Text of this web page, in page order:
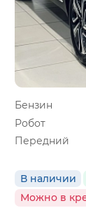
Бензин
Робот
Передний
В наличии
Можно в